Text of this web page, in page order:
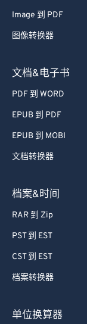
Image 到 PDF
图像转换器
文档&电子书
PDF 到 WORD
EPUB 到 PDF
EPUB 到 MOBI
文档转换器
档案&时间
RAR 到 Zip
PST 到 EST
CST 到 EST
档案转换器
单位换算器